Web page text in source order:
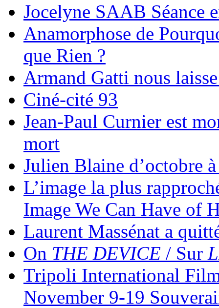
Jocelyne SAAB Séance
Anamorphose de
que Rien ?
Armand Gatti nous
Ciné-cité 93
Jean-Paul Curnier est
mort
Julien Blaine d’octobre
L’image la plus
Image We Can Have of
Laurent Massénat a
On THE DEVICE / Sur
Tripoli International
November 9-19